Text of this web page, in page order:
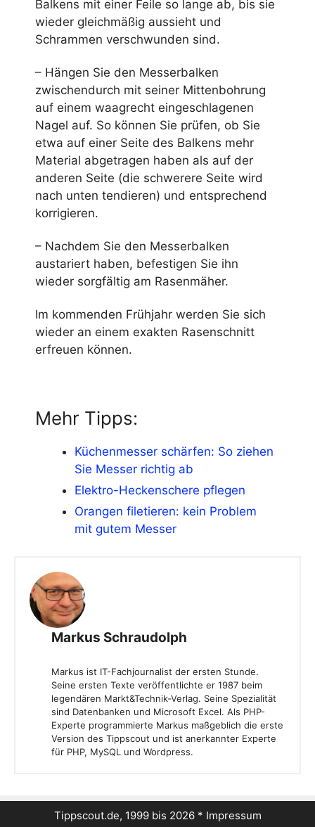
Balkens mit einer Feile so lange ab, bis sie
wieder gleichmäßig aussieht und
Schrammen verschwunden sind.
– Hängen Sie den Messerbalken
zwischendurch mit seiner Mittenbohrung
auf einem waagrecht eingeschlagenen
Nagel auf. So können Sie prüfen, ob Sie
etwa auf einer Seite des Balkens mehr
Material abgetragen haben als auf der
anderen Seite (die schwerere Seite wird
nach unten tendieren) und entsprechend
korrigieren.
– Nachdem Sie den Messerbalken
austariert haben, befestigen Sie ihn
wieder sorgfältig am Rasenmäher.
Im kommenden Frühjahr werden Sie sich
wieder an einem exakten Rasenschnitt
erfreuen können.
Mehr Tipps:
Küchenmesser schärfen: So ziehen
Sie Messer richtig ab
Elektro-Heckenschere pflegen
Orangen filetieren: kein Problem
mit gutem Messer
Markus Schraudolph
Markus ist IT-Fachjournalist der ersten Stunde.
Seine ersten Texte veröffentlichte er 1987 beim
legendären Markt&Technik-Verlag. Seine Spezialität
sind Datenbanken und Microsoft Excel. Als PHP-
Experte programmierte Markus maßgeblich die erste
Version des Tippscout und ist anerkannter Experte
für PHP, MySQL und Wordpress.
Tippscout.de, 1999 bis 2026 * Impressum